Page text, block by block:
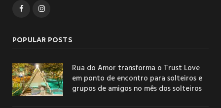
FacebookInstagram
POPULAR POSTS
Rua do Amor transforma o Trust Love
em ponto de encontro para solteiros e
grupos de amigos no mês dos solteiros